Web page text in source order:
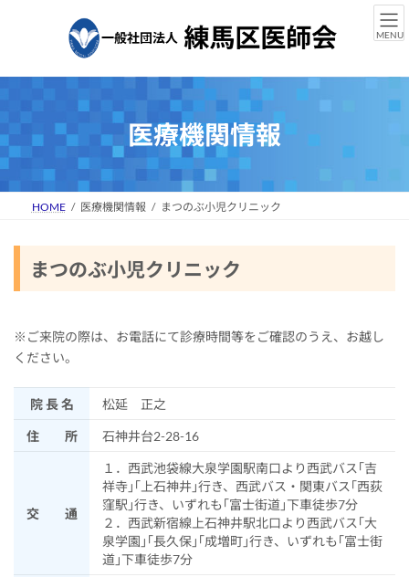
ツ
キ
ッ
プ
シ
に
移
動
医療機関情報
HOME 医療機関情報 まつのぶ小児クリニック
まつのぶ小児クリニック
※ご来院の際は、お電話にて診療時間等をご確認のうえ、お越し
ください。
院 長 名 松延 正之
住 所 石神井台2-28-16
交 通
１．西武池袋線大泉学園駅南口より西武バス｢吉
祥寺｣｢上石神井｣行き、西武バス・関東バス｢西荻
窪駅｣行き、いずれも｢富士街道｣下車徒歩7分
２．西武新宿線上石神井駅北口より西武バス｢大
泉学園｣｢長久保｣｢成増町｣行き、いずれも｢富士街
道｣下車徒歩7分
MENU